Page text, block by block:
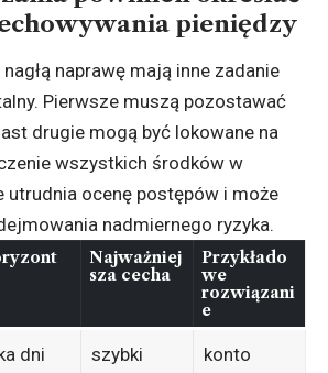
pieniędzy
naprawę mają inne zadanie
Pierwsze muszą pozostawać
drugie mogą być lokowane na
wszystkich środków w
utrudnia ocenę postępów i może
nadmiernego ryzyka.
Najważniej
sza cecha
Przykłado
we
rozwiązani
e
dni
szybki
konto